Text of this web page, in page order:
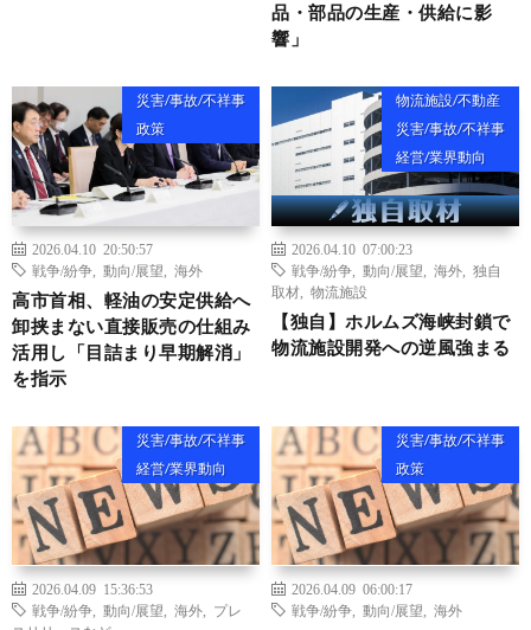
品・部品の生産・供給に影
響」
災害/事故/不祥事
政策
2026.04.10 20:50:57
戦争/紛争
動向/展望 海外
高市首相、軽油の安定供給へ
卸挟まない直接販売の仕組み
活用し「目詰まり早期解消」
を指示
物流施設/不動産
災害/事故/不祥事
経営/業界動向
2026.04.10 07:00:23
戦争/紛争
動向/展望 海外
独自
取材
物流施設
【独自】ホルムズ海峡封鎖で
物流施設開発への逆風強まる
災害/事故/不祥事
経営/業界動向
2026.04.09 15:36:53
戦争/紛争
動向/展望 海外
プレ
災害/事故/不祥事
政策
2026.04.09 06:00:17
戦争/紛争
動向/展望 海外